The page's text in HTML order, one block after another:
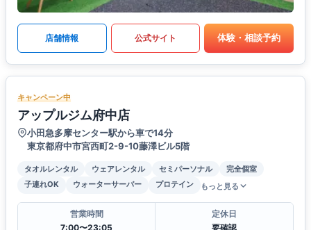
店舗情報 公式サイト 体験・相談予約
キャンペーン中
アップルジム府中店
小田急多摩センター駅から車で14分
東京都府中市宮西町2-9-10藤澤ビル5階
タオルレンタル ウェアレンタル セミパーソナル
完全個室
子連れOK
ウォーターサーバー プロテイン もっと見る
営業時間
7:00〜23:05
定休日
要確認